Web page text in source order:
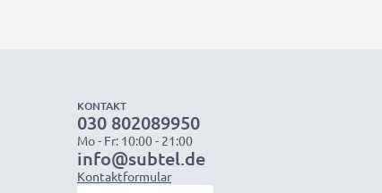
KONTAKT
030 802089950
Mo - Fr: 10:00 - 21:00
info@subtel.de
Kontaktformular